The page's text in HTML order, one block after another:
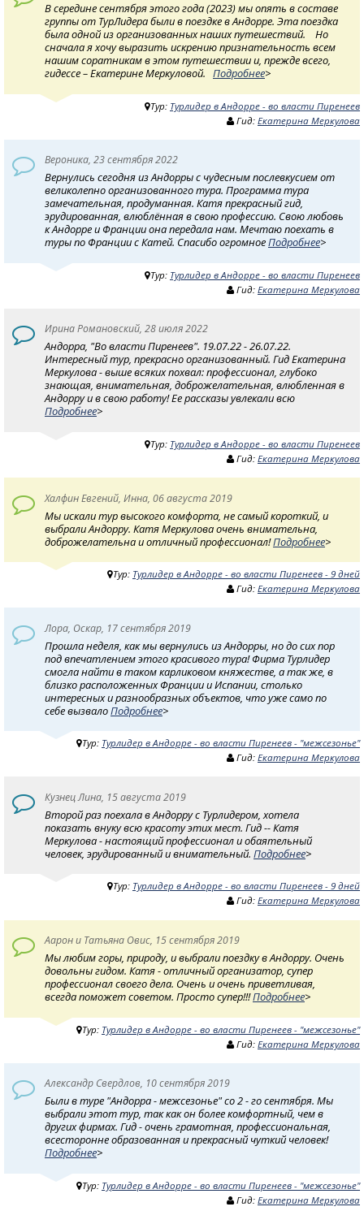
В середине сентября этого года (2023) мы опять в составе
группы от ТурЛидера были в поездке в Андорре. Эта поездка
была одной из организованных наших путешествий. Но
сначала я хочу выразить искрению признательность всем
нашим соратникам в этом путешествии и, прежде всего,
гидессе – Екатерине Меркуловой. Подробнее>
Тур: Турлидер в Андорре - во власти Пиренеев
Гид: Екатерина Меркулова
Вероника, 23 сентября 2022
Вернулись сегодня из Андорры с чудесным послевкусием от
великолепно организованного тура. Программа тура
замечательная, продуманная. Катя прекрасный гид,
эрудированная, влюблённая в свою профессию. Свою любовь
к Андорре и Франции она передала нам. Мечтаю поехать в
туры по Франции с Катей. Спасибо огромноеПодробнее>
Тур: Турлидер в Андорре - во власти Пиренеев
Гид: Екатерина Меркулова
Ирина Романовский, 28 июля 2022
Андорра, "Во власти Пиренеев". 19.07.22 - 26.07.22.
Интересный тур, прекрасно организованный. Гид Екатерина
Меркулова - выше всяких похвал: профессионал, глубоко
знающая, внимательная, доброжелательная, влюбленная в
Андорру и в свою работу! Ее рассказы увлекали всю
Подробнее>
Тур: Турлидер в Андорре - во власти Пиренеев
Гид: Екатерина Меркулова
Халфин Евгений, Инна, 06 августа 2019
Мы искали тур высокого комфорта, не самый короткий, и
выбрали Андорру. Катя Меркулова очень внимательна,
доброжелательна и отличный профессионал!Подробнее>
Тур: Турлидер в Андорре - во власти Пиренеев - 9 дней
Гид: Екатерина Меркулова
Лора, Оскар, 17 сентября 2019
Прошла неделя, как мы вернулись из Андорры, но до сих пор
под впечатлением этого красивого тура! Фирма Турлидер
смогла найти в таком карликовом княжестве, а так же, в
близко расположенных Франции и Испании, столько
интересных и разнообразных объектов, что уже само по
себе вызвалоПодробнее>
Тур: Турлидер в Андорре - во власти Пиренеев - "межсезонье"
Гид: Екатерина Меркулова
Кузнец Лина, 15 августа 2019
Второй раз поехала в Андорру с Турлидером, хотела
показать внуку всю красоту этих мест. Гид -- Катя
Меркулова - настоящий профессионал и обаятельный
человек, эрудированный и внимательный. Подробнее>
Тур: Турлидер в Андорре - во власти Пиренеев - 9 дней
Гид: Екатерина Меркулова
Аарон и Татьяна Овис, 15 сентября 2019
Мы любим горы, природу, и выбрали поездку в Андорру. Очень
довольны гидом. Катя - отличный организатор, супер
профессионал своего дела. Очень и очень приветливая,
всегда поможет советом. Просто супер!!!Подробнее>
Тур: Турлидер в Андорре - во власти Пиренеев - "межсезонье"
Гид: Екатерина Меркулова
Александр Свердлов, 10 сентября 2019
Были в туре "Андорра - межсезонье" со 2 - го сентября. Мы
выбрали этот тур, так как он более комфортный, чем в
других фирмах. Гид - очень грамотная, профессиональная,
всесторонне образованная и прекрасный чуткий человек!
Подробнее>
Тур: Турлидер в Андорре - во власти Пиренеев - "межсезонье"
Гид: Екатерина Меркулова